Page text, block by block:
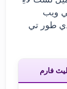
ويب
طور تي
فارم